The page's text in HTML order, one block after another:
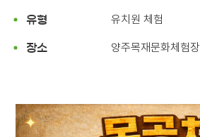
유형 유치원 체험
장소 양주목재문화체험장